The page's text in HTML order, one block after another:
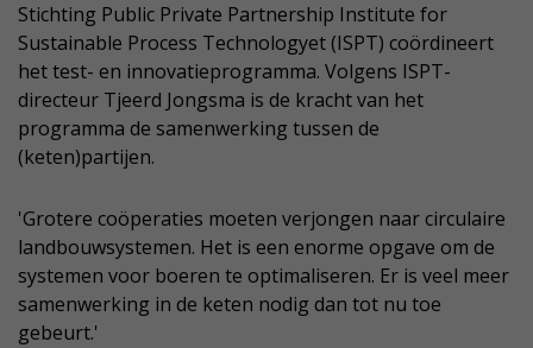
Stichting Public Private Partnership Institute for
Sustainable Process Technologyet (ISPT) coördineert
het test- en innovatieprogramma. Volgens ISPT-
directeur Tjeerd Jongsma is de kracht van het
programma de samenwerking tussen de
(keten)partijen.
'Grotere coöperaties moeten verjongen naar circulaire
landbouwsystemen. Het is een enorme opgave om de
systemen voor boeren te optimaliseren. Er is veel meer
samenwerking in de keten nodig dan tot nu toe
gebeurt.'